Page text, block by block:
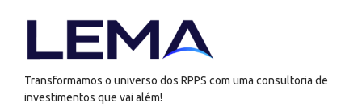
Transformamos o universo dos RPPS com uma consultoria de
investimentos que vai além!